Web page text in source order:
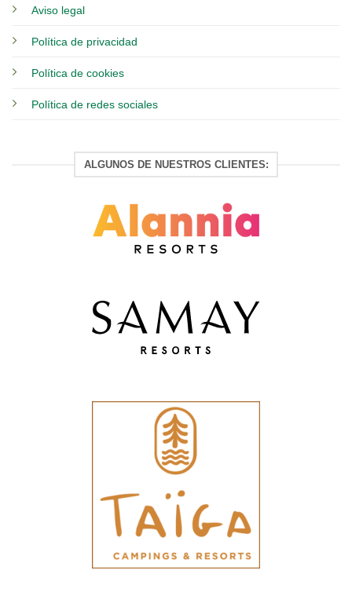
Aviso legal
Política de privacidad
Política de cookies
Política de redes sociales
ALGUNOS DE NUESTROS CLIENTES: